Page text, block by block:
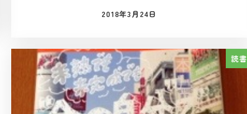
投稿日
2018年3月24日
読書